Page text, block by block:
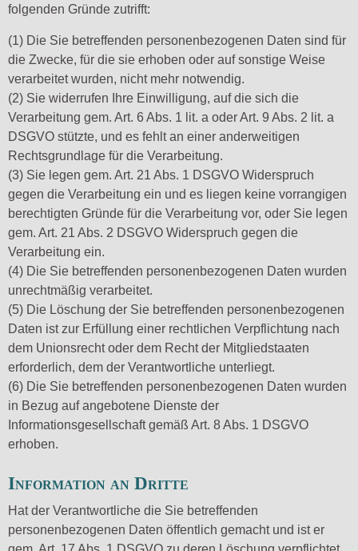
folgenden Gründe zutrifft:
(1) Die Sie betreffenden personenbezogenen Daten sind für
die Zwecke, für die sie erhoben oder auf sonstige Weise
verarbeitet wurden, nicht mehr notwendig.
(2) Sie widerrufen Ihre Einwilligung, auf die sich die
Verarbeitung gem. Art. 6 Abs. 1 lit. a oder Art. 9 Abs. 2 lit. a
DSGVO stützte, und es fehlt an einer anderweitigen
Rechtsgrundlage für die Verarbeitung.
(3) Sie legen gem. Art. 21 Abs. 1 DSGVO Widerspruch
gegen die Verarbeitung ein und es liegen keine vorrangigen
berechtigten Gründe für die Verarbeitung vor, oder Sie legen
gem. Art. 21 Abs. 2 DSGVO Widerspruch gegen die
Verarbeitung ein.
(4) Die Sie betreffenden personenbezogenen Daten wurden
unrechtmäßig verarbeitet.
(5) Die Löschung der Sie betreffenden personenbezogenen
Daten ist zur Erfüllung einer rechtlichen Verpflichtung nach
dem Unionsrecht oder dem Recht der Mitgliedstaaten
erforderlich, dem der Verantwortliche unterliegt.
(6) Die Sie betreffenden personenbezogenen Daten wurden
in Bezug auf angebotene Dienste der
Informationsgesellschaft gemäß Art. 8 Abs. 1 DSGVO
erhoben.
Information an Dritte
Hat der Verantwortliche die Sie betreffenden
personenbezogenen Daten öffentlich gemacht und ist er